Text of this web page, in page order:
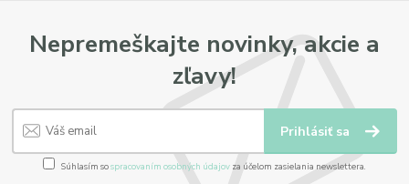
Nepremeškajte novinky, akcie a
zľavy!
Prihlásiť sa
Súhlasím sospracovaním osobných údajov za účelom zasielania newslettera.